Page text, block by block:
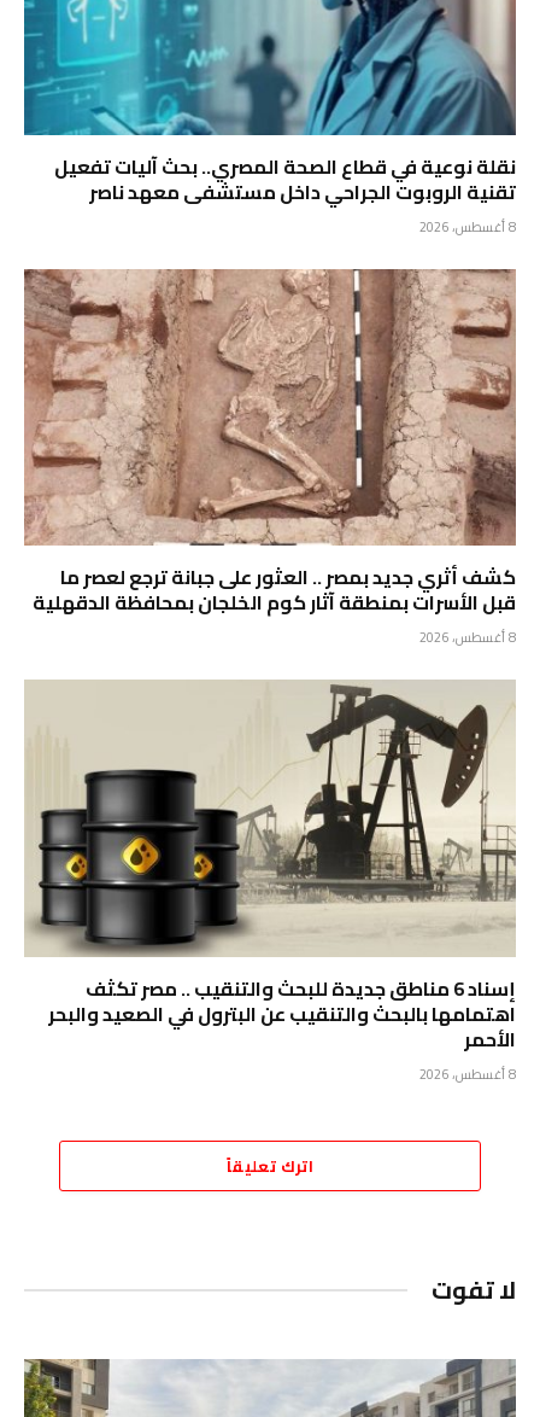
نقلة نوعية في قطاع الصحة المصري.. بحث آليات تفعيل
تقنية الروبوت الجراحي داخل مستشفى معهد ناصر
8 أغسطس، 2026
كشف أثري جديد بمصر .. ⁠العثور على جبانة ترجع لعصر ما
قبل الأسرات بمنطقة آثار كوم الخلجان بمحافظة الدقهلية
8 أغسطس، 2026
إسناد 6 مناطق جديدة للبحث والتنقيب .. مصر تكثف
اهتمامها بالبحث والتنقيب عن البترول في الصعيد والبحر
الأحمر
8 أغسطس، 2026
اترك تعليقاً
لا تفوت